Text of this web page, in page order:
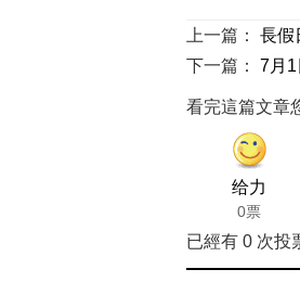
上一篇：
長假
下一篇：
7月
看完這篇文章
给力
0票
已經有 0 次投